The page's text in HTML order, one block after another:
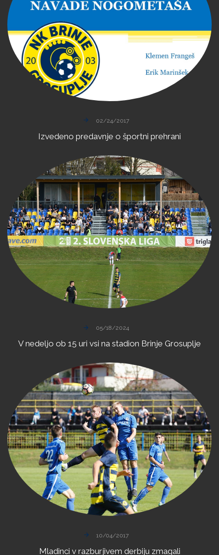
02/24/2017
Izvedeno predavnje o športni prehrani
05/18/2024
V nedeljo ob 15 uri vsi na stadion Brinje Grosuplje
10/04/2017
Mladinci v razburjivem derbiju zmagali